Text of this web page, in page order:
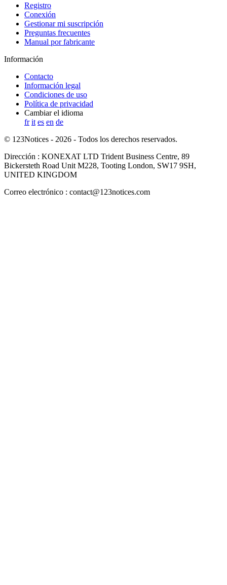
Registro
Conexión
Gestionar mi suscripción
Preguntas frecuentes
Manual por fabricante
Información
Contacto
Información legal
Condiciones de uso
Política de privacidad
Cambiar el idioma
fr it es en de
© 123Notices - 2026 - Todos los derechos reservados.
Dirección : KONEXAT LTD Trident Business Centre, 89
Bickersteth Road Unit M228, Tooting London, SW17 9SH,
UNITED KINGDOM
Correo electrónico : contact@123notices.com